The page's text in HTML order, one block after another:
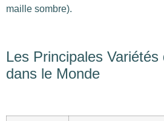
maille sombre).
Les Principales Variétés
dans le Monde